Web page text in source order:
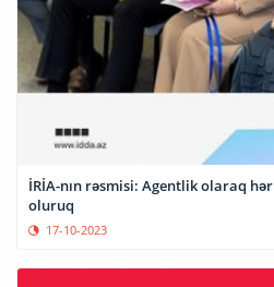
İRİA-nın rəsmisi: Agentlik olaraq
oluruq
17-10-2023